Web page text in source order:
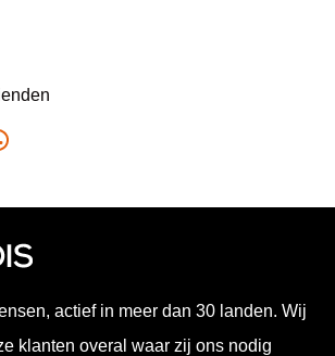
actief in meer dan 30 landen. Wij
klanten overal waar zij ons nodig